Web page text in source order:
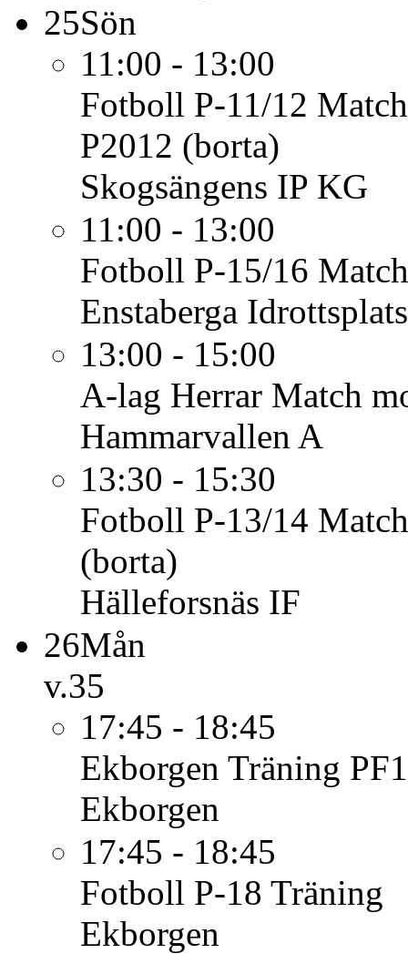
25Sön
11:00 - 13:00
Fotboll P-11/12
P2012 (borta)
Skogsängens IP KG
11:00 - 13:00
Fotboll P-15/16
Enstaberga Idrottsplats
13:00 - 15:00
A-lag Herrar Match
Hammarvallen A
13:30 - 15:30
Fotboll P-13/14
(borta)
Hälleforsnäs IF
26Mån
v.35
17:45 - 18:45
Ekborgen Träning
Ekborgen
17:45 - 18:45
Fotboll P-18 Träning
Ekborgen